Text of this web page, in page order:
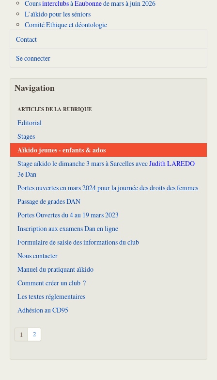
CoursinterclubsàEaubonnede mars à juin 2026
L’aïkido pour les séniors
Comité Ethique et déontologie
Contact
Se connecter
Navigation
ARTICLES DE LA RUBRIQUE
Editorial
Stages
Aïkido jeunes - enfants & ados
Stage aïkido le dimanche 3 mars à Sarcelles avecJudith LAREDO
3e Dan
Portes ouvertes en mars 2024 pour la journée des droits des femmes
Passage de grades DAN
Portes Ouvertes du 4 au 19 mars 2023
Inscription aux examens Dan en ligne
Formulaire de saisie des informations du club
Nous contacter
Manuel du pratiquant aïkido
Comment créer un club ?
Les textes réglementaires
Adhésion au CD95
1 2